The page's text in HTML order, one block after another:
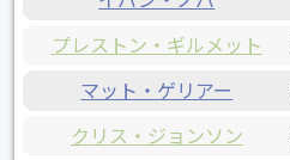
プレストン・ギルメット
マット・ゲリアー
クリス・ジョンソン